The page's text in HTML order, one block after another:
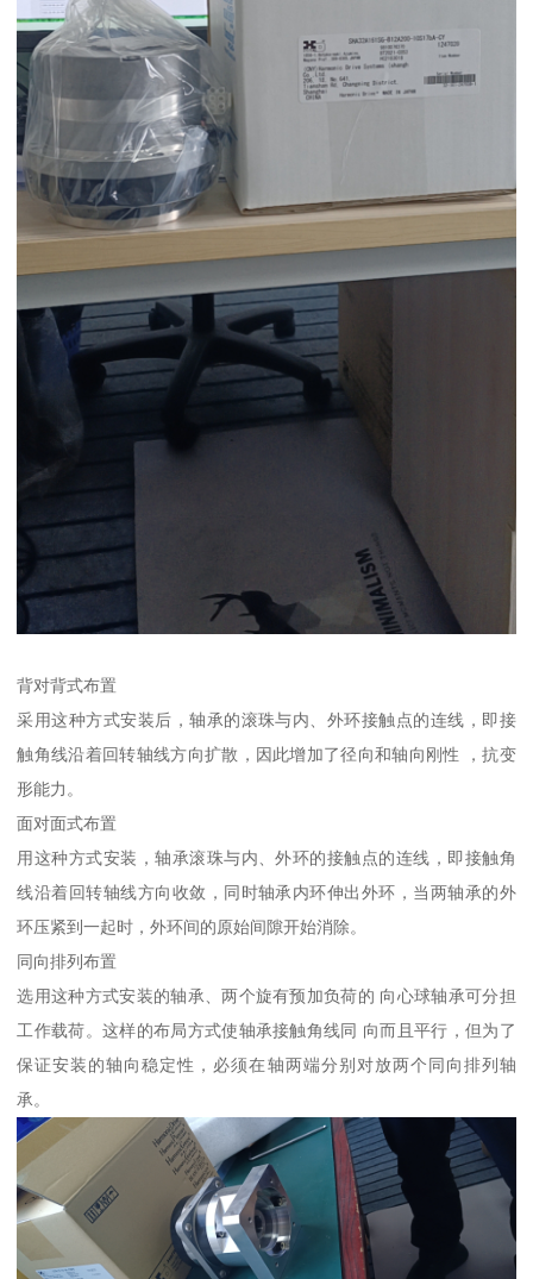
背对背式布置
采用这种方式安装后，轴承的滚珠与内、外环接触点的连线，即接
触角线沿着回转轴线方向扩散，因此增加了径向和轴向刚性 ，抗变
形能力。
面对面式布置
用这种方式安装，轴承滚珠与内、外环的接触点的连线，即接触角
线沿着回转轴线方向收敛，同时轴承内环伸出外环，当两轴承的外
环压紧到一起时，外环间的原始间隙开始消除。
同向排列布置
选用这种方式安装的轴承、两个旋有预加负荷的 向心球轴承可分担
工作载荷。这样的布局方式使轴承接触角线同 向而且平行，但为了
保证安装的轴向稳定性，必须在轴两端分别对放两个同向排列轴
承。